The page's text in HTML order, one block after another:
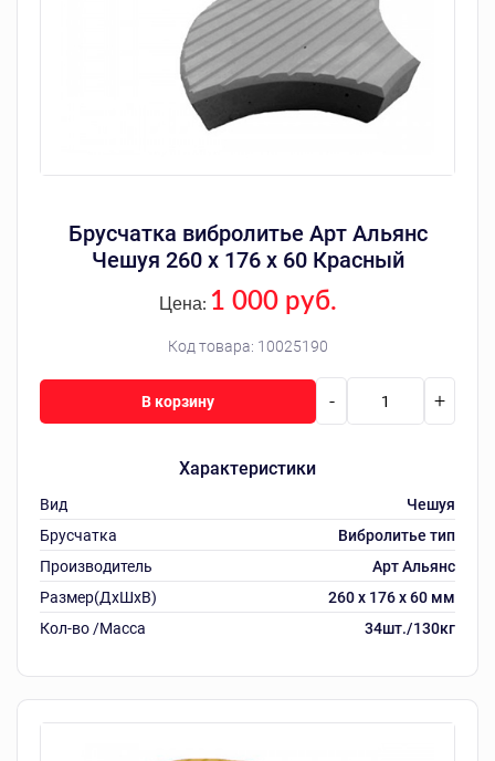
Брусчатка вибролитье Арт Альянс
Чешуя 260 х 176 х 60 Красный
Код товара: 10025190
Цена: 1 000 руб.
Характеристики
Вид
Чешуя
Брусчатка
Вибролитье тип
Производитель
Арт Альянс
Размер(ДхШхВ)
260 х 176 х 60 мм
Кол-во /Масса
34шт./130кг
- +
В корзину